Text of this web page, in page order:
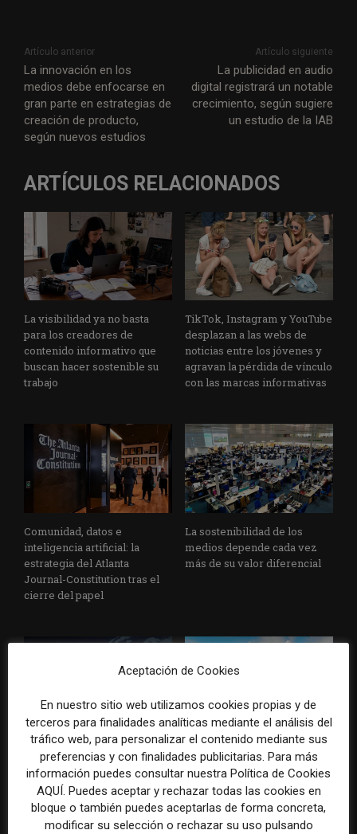
Artículo anterior
La innovación en los
medios debe enfocarse en
gran parte en estrategias de
creación de producto,
según nuevos estudios
Artículo siguiente
La publicidad en audio
digital registrará un notable
crecimiento, según sugiere
un estudio de la IAB
ARTÍCULOS RELACIONADOS
La visibilidad ya no basta
para los creadores de
contenido informativo que
buscan hacer sostenible su
trabajo
TikTok, Instagram y YouTube
desplazan a las webs de
noticias entre los jóvenes y
agravan la pérdida de vínculo
con las marcas informativas
Comunidad, datos e
inteligencia artificial: la
estrategia del Atlanta
Journal-Constitution tras el
cierre del papel
La sostenibilidad de los
medios depende cada vez
más de su valor diferencial
La diversificación de
ingresos sostiene a los
medios pese a estar aún en
contracción, según el
informe World Press Trends
de WAN-IFRA
Herramientas de IA para
cartografiar narrativas de
desinformación climática
Aceptación de Cookies
En nuestro sitio web utilizamos cookies propias y de
terceros para finalidades analíticas mediante el análisis del
tráfico web, para personalizar el contenido mediante sus
preferencias y con finalidades publicitarias. Para más
información puedes consultar nuestra Política de Cookies
AQUÍ. Puedes aceptar y rechazar todas las cookies en
bloque o también puedes aceptarlas de forma concreta,
modificar su selección o rechazar su uso pulsando